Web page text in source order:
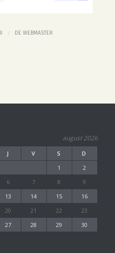
/ DE WEBMASTER
august 2026
J V S
D
1
2
6 7 8
9
13 14 15
16
20 21 22
23
27 28 29
30